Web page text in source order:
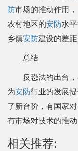
防市场的推动作用
农村地区的安防水
乡镇安防建设的差距
总结
反恐法的出台
为安防行业的发展
了新台阶，有国家对
有市场对技术的推动
相关推荐: